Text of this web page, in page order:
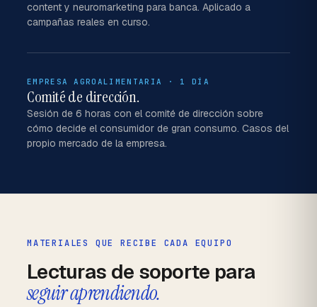
content y neuromarketing para banca. Aplicado a
campañas reales en curso.
EMPRESA AGROALIMENTARIA · 1 DÍA
Comité de dirección.
Sesión de 6 horas con el comité de dirección sobre
cómo decide el consumidor de gran consumo. Casos del
propio mercado de la empresa.
MATERIALES QUE RECIBE CADA EQUIPO
Lecturas de soporte para
seguir aprendiendo.